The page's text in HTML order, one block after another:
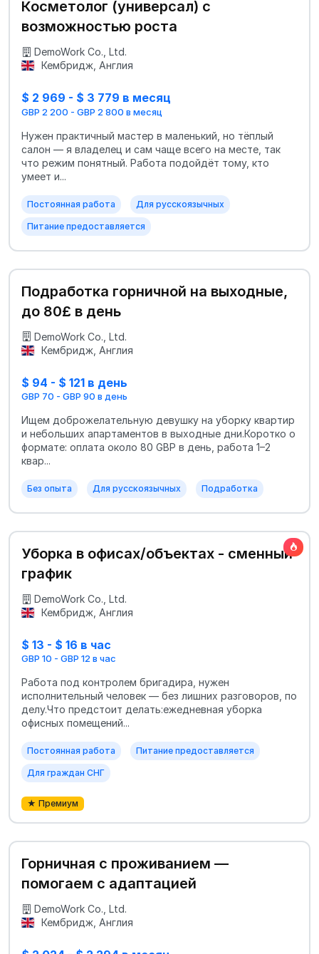
Косметолог (универсал) с
возможностью роста
DemoWork Co., Ltd.
Кембридж, Англия
$ 2 969 - $ 3 779 в месяц
GBP 2 200 - GBP 2 800 в месяц
Нужен практичный мастер в маленький, но тёплый
салон — я владелец и сам чаще всего на месте, так
что режим понятный. Работа подойдёт тому, кто
умеет и...
Постоянная работа Для русскоязычных
Питание предоставляется
Подработка горничной на выходные,
до 80£ в день
DemoWork Co., Ltd.
Кембридж, Англия
$ 94 - $ 121 в день
GBP 70 - GBP 90 в день
Ищем доброжелательную девушку на уборку квартир
и небольших апартаментов в выходные дни.Коротко о
формате: оплата около 80 GBP в день, работа 1–2
квар...
Без опыта Для русскоязычных Подработка
Уборка в офисах/объектах - сменный
график
DemoWork Co., Ltd.
Кембридж, Англия
$ 13 - $ 16 в час
GBP 10 - GBP 12 в час
Работа под контролем бригадира, нужен
исполнительный человек — без лишних разговоров, по
делу.Что предстоит делать:ежедневная уборка
офисных помещений...
Постоянная работа Питание предоставляется
Для граждан СНГ
★ Премиум
Горничная с проживанием —
помогаем с адаптацией
DemoWork Co., Ltd.
Кембридж, Англия